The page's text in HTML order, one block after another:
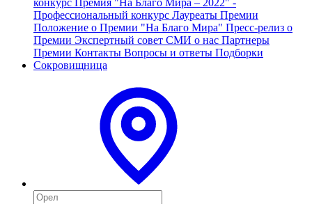
конкурс Премия "На Благо Мира – 2022" -
Профессиональный конкурс Лауреаты Премии
Положение о Премии "На Благо Мира" Пресс-релиз о
Премии Экспертный совет СМИ о нас Партнеры
Премии Контакты Вопросы и ответы Подборки
Сокровищница